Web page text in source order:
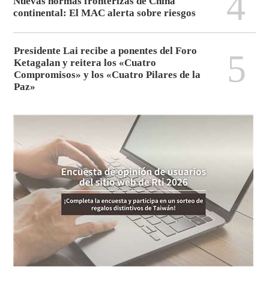
continental: El MAC alerta sobre riesgos
Presidente Lai recibe a ponentes del Foro
Ketagalan y reitera los «Cuatro
Compromisos» y los «Cuatro Pilares de la
Paz»
5